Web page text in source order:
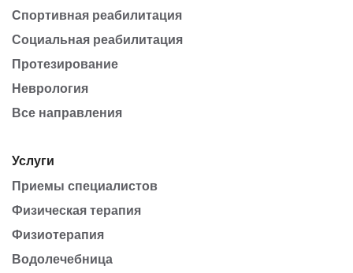
Спортивная реабилитация
Социальная реабилитация
Протезирование
Неврология
Все направления
Услуги
Приемы специалистов
Физическая терапия
Физиотерапия
Водолечебница